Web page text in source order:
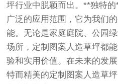
坪行业中脱颖而出。**独特
广泛的应用范围，它为我们
能。无论是家庭庭院、公园
场所，定制图案人造草坪都
验和实用价值。在未来的发
特而精美的定制图案人造草